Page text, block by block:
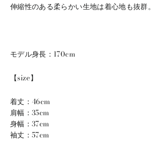
伸縮性のある柔らかい生地は着心地も抜群。
モデル身長：170cm
【size】
着丈：46cm
肩幅：35cm
身幅：37cm
袖丈：57cm